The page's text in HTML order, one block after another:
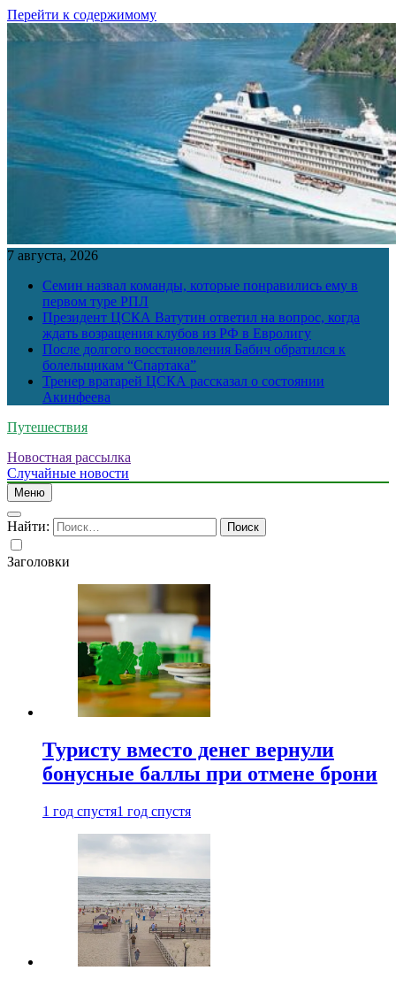
Перейти к содержимому
7 августа, 2026
Семин назвал команды, которые понравились ему в
первом туре РПЛ
Президент ЦСКА Ватутин ответил на вопрос, когда
ждать возращения клубов из РФ в Евролигу
После долгого восстановления Бабич обратился к
болельщикам “Спартака”
Тренер вратарей ЦСКА рассказал о состоянии
Акинфеева
Путешествия
Новостная рассылка
Случайные новости
Меню
Найти:
Заголовки
Туристу вместо денег вернули
бонусные баллы при отмене брони
1 год спустя1 год спустя